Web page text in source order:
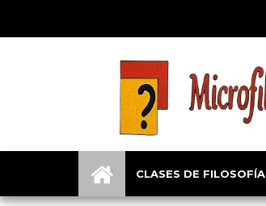
CLASES DE FILOSOFÍA
Que es filosofia